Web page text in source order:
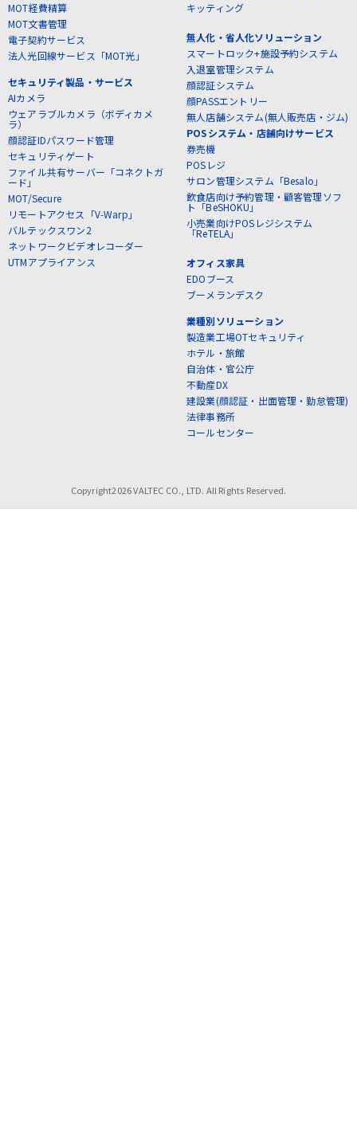
MOT経費精算
MOT文書管理
電子契約サービス
法人光回線サービス「MOT光」
セキュリティ製品・サービス
AIカメラ
ウェアラブルカメラ（ボディカメ
ラ）
顔認証IDパスワード管理
セキュリティゲート
ファイル共有サーバー「コネクトガ
ード」
MOT/Secure
リモートアクセス「V-Warp」
バルテックスワン2
ネットワークビデオレコーダー
UTMアプライアンス
キッティング
無人化・省人化ソリューション
スマートロック+施設予約システム
入退室管理システム
顔認証システム
顔PASSエントリー
無人店舗システム(無人販売店・ジム)
POSシステム・店舗向けサービス
券売機
POSレジ
サロン管理システム「Besalo」
飲食店向け予約管理・顧客管理ソフ
ト「BeSHOKU」
小売業向けPOSレジシステム
「ReTELA」
オフィス家具
EDOブース
ブーメランデスク
業種別ソリューション
製造業工場OTセキュリティ
ホテル・旅館
自治体・官公庁
不動産DX
建設業(顔認証・出面管理・勤怠管理)
法律事務所
コールセンター
Copyright2026 VALTEC CO., LTD. All Rights Reserved.